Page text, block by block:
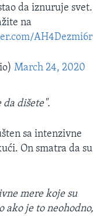
da iznuruje svet.
na
AH4Dezmi6r
March 24, 2020
da dišete".
sa intenzivne
On smatra da su
mere koje su
ako je to neohodno,